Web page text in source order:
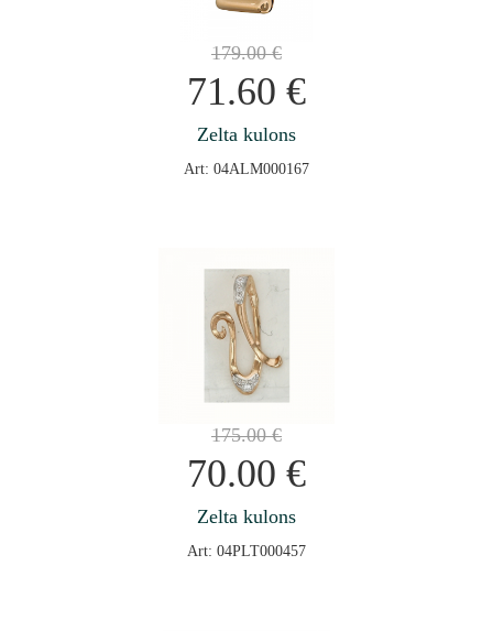
179.00€
71.60 €
Zelta kulons
Art: 04ALM000167
175.00€
70.00 €
Zelta kulons
Art: 04PLT000457